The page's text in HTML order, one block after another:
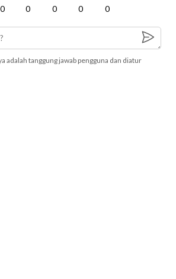
0 0 0 0 0
adalah tanggung jawab pengguna dan diatur